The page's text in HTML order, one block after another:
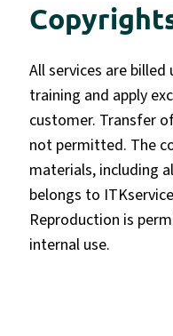
All services are
training and apply
customer. Transfer
not permitted. The
materials, including
belongs to
Reproduction is
internal use.